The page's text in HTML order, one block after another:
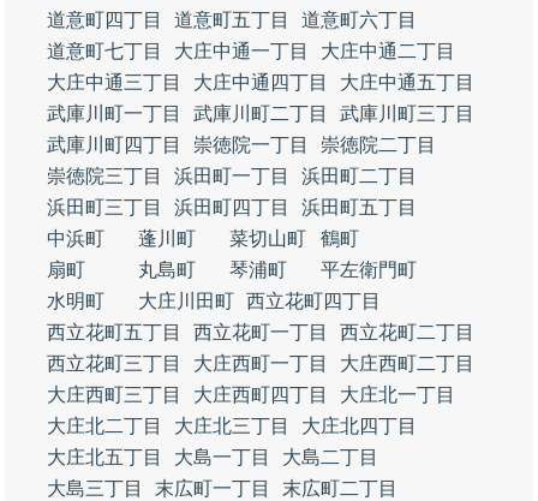
道意町四丁目
道意町五丁目
道意町六丁目
道意町七丁目
大庄中通一丁目
大庄中通二丁目
大庄中通三丁目
大庄中通四丁目
大庄中通五丁目
武庫川町一丁目
武庫川町二丁目
武庫川町三丁目
武庫川町四丁目
崇徳院一丁目
崇徳院二丁目
崇徳院三丁目
浜田町一丁目
浜田町二丁目
浜田町三丁目
浜田町四丁目
浜田町五丁目
中浜町
蓬川町 菜切山町
鶴町
扇町
丸島町 琴浦町
平左衛門町
水明町
大庄川田町 西立花町四丁目
西立花町五丁目
西立花町一丁目
西立花町二丁目
西立花町三丁目
大庄西町一丁目
大庄西町二丁目
大庄西町三丁目
大庄西町四丁目
大庄北一丁目
大庄北二丁目
大庄北三丁目
大庄北四丁目
大庄北五丁目
大島一丁目
大島二丁目
大島三丁目
末広町一丁目
末広町二丁目